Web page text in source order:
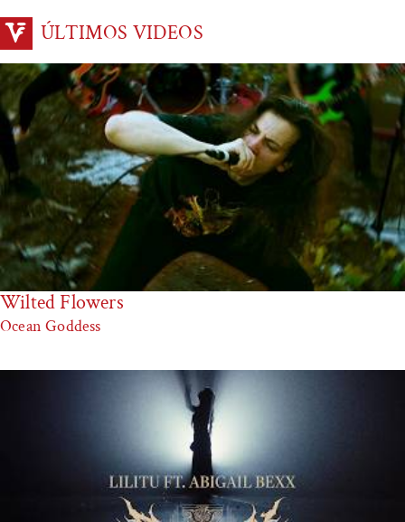
ÚLTIMOS VIDEOS
Wilted Flowers
Ocean Goddess